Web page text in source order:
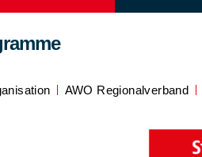
AWO Regionalverband